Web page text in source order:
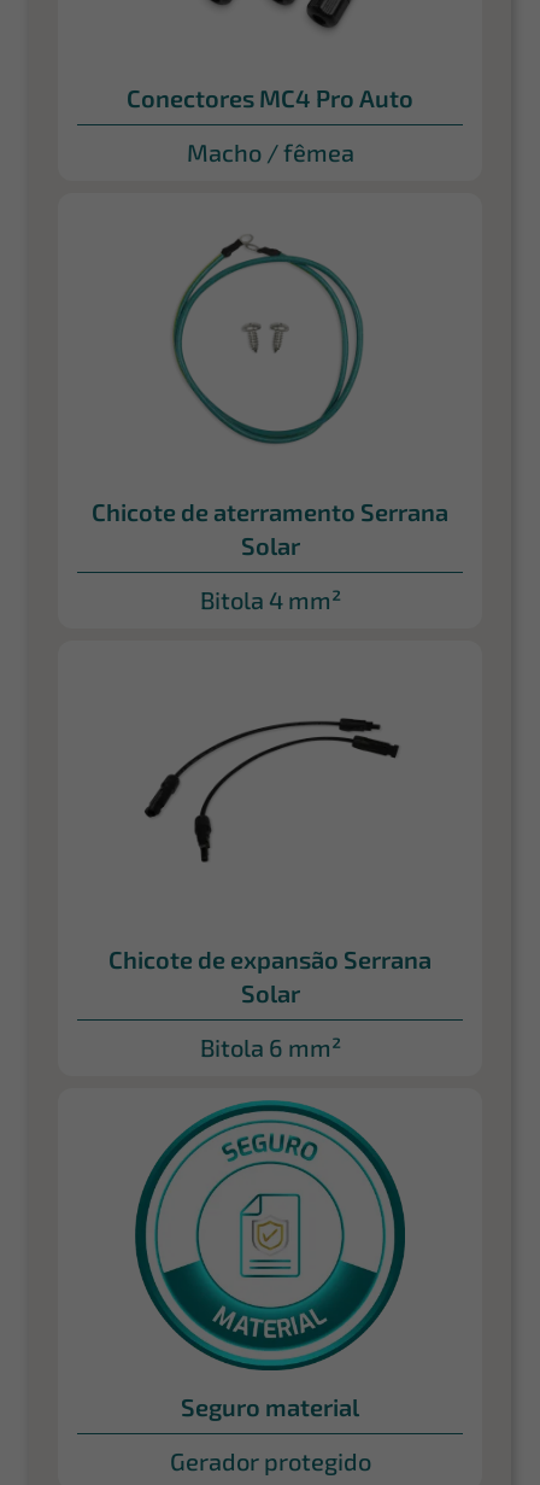
Conectores MC4 Pro Auto
Macho / fêmea
Chicote de aterramento Serrana
Solar
Bitola 4 mm²
Chicote de expansão Serrana
Solar
Bitola 6 mm²
Seguro material
Gerador protegido